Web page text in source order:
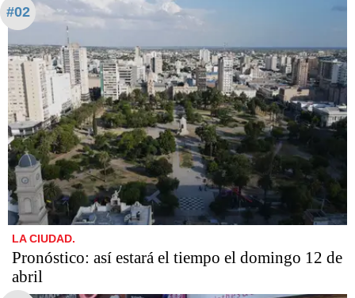
#02
LA CIUDAD.
Pronóstico: así estará el tiempo el domingo 12 de
abril